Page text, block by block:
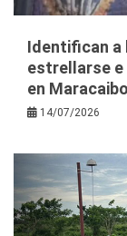
Identifican
estrellarse e
en Maracaibo
14/07/2026